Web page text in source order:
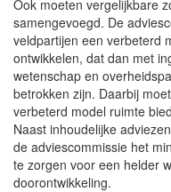
Ook moeten vergelijkbare
samengevoegd. De
veldpartijen een verbeterd
ontwikkelen, dat dan met
wetenschap en
betrokken zijn. Daarbij
verbeterd model ruimte
Naast inhoudelijke
de adviescommissie het
te zorgen voor een helder
doorontwikkeling.